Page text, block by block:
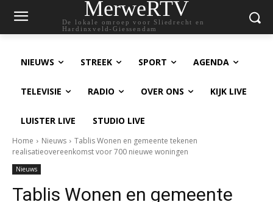
MerweRTV
De lokale omroep voor Sliedrecht en
Hardinxveld-Giessendam
NIEUWS STREEK SPORT AGENDA
TELEVISIE RADIO OVER ONS KIJK LIVE
LUISTER LIVE STUDIO LIVE
Home Nieuws
Tablis Wonen en gemeente tekenen
realisatieovereenkomst voor 700 nieuwe woningen
Nieuws
Tablis Wonen en gemeente